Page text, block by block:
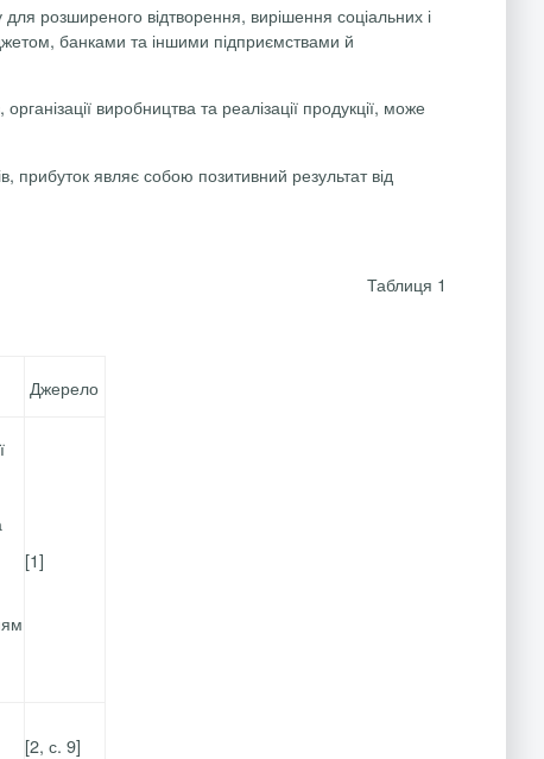
розширеного відтворення, вирішення соціальних і
банками та іншими підприємствами й
виробництва та реалізації продукції, може
прибуток являє собою позитивний результат від
Таблиця 1
Джерело
[1]
[2, с. 9]